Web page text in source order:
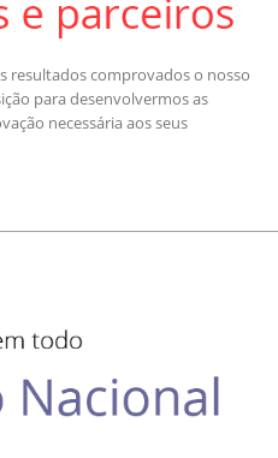
resultados comprovados o nosso
para desenvolvermos as
necessária aos seus